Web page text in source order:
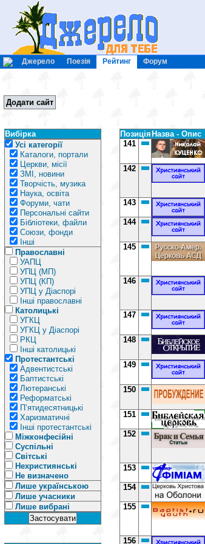
Джерело Поезія Рейтинг Форум
Додати сайт
Вибірка
Усі категорії
Каталоги, портали
Церкви, місії
ЗМІ, новини
Творчість, музика
Наука, освіта
Форуми, чати
Персональні сайти
Бібліотеки, файли
Союзи, фонди
Інші
Православні
УАПЦ
УПЦ (МП)
УПЦ (КП)
УПЦ у Діаспорі
Інші православні
Католицькі
УГКЦ
УГКЦ у Діаспорі
РКЦ
Інші католицькі
Протестантські
Адвентистські
Баптистські
Лютеранські
Реформатські
П’ятидесятницькі
Харизматичні
Інші протестантські
Міжконфесійні
Суспільні
Світські
Нехристиянські
Не визначено
Лише українською
Лише учасники
Лише вибрані
Позиція Назва - Опис
141
142
143
144
145
146
147
148
149
150
151
152
153
154
155
156